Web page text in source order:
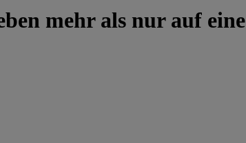
mehr als nur auf